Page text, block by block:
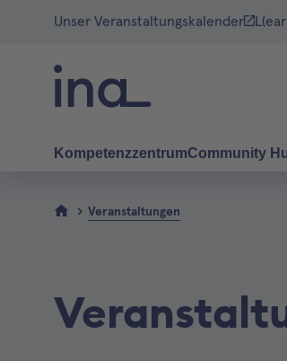
Unser Veranstaltungskalender
KompetenzzentrumCommunity
Veranstaltungen